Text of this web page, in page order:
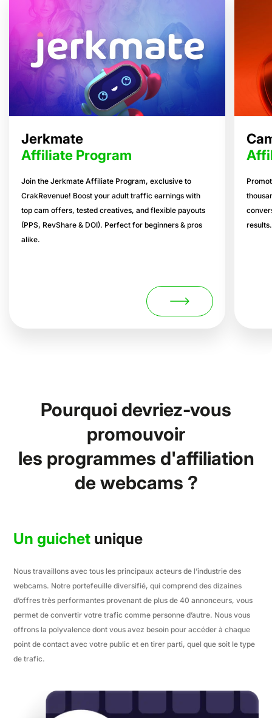
Jerkmate
Affiliate Program
Join the Jerkmate Affiliate Program, exclusive to
CrakRevenue! Boost your adult traffic earnings with
top cam offers, tested creatives, and flexible payouts
(PPS, RevShare & DOI). Perfect for beginners & pros
alike.
Pourquoi devriez-vous
promouvoir
les programmes d'affiliation
de webcams ?
Un guichet unique
Nous travaillons avec tous les principaux acteurs de l’industrie des
webcams. Notre portefeuille diversifié, qui comprend des dizaines
d’offres très performantes provenant de plus de 40 annonceurs, vous
permet de convertir votre trafic comme personne d’autre. Nous vous
offrons la polyvalence dont vous avez besoin pour accéder à chaque
point de contact avec votre public et en tirer parti, quel que soit le type
de trafic.